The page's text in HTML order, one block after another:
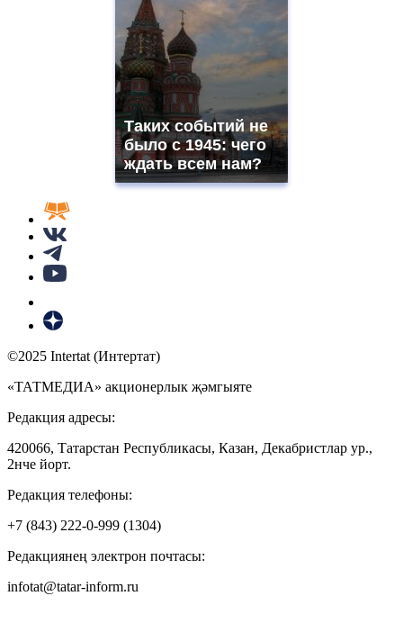
Таких событий не
было с 1945: чего
ждать всем нам?
©2025 Intertat (Интертат)
«ТАТМЕДИА» акционерлык җәмгыяте
Редакция адресы:
420066, Татарстан Республикасы, Казан, Декабристлар ур.,
2нче йорт.
Редакция телефоны:
+7 (843) 222-0-999 (1304)
Редакциянең электрон почтасы:
infotat@tatar-inform.ru